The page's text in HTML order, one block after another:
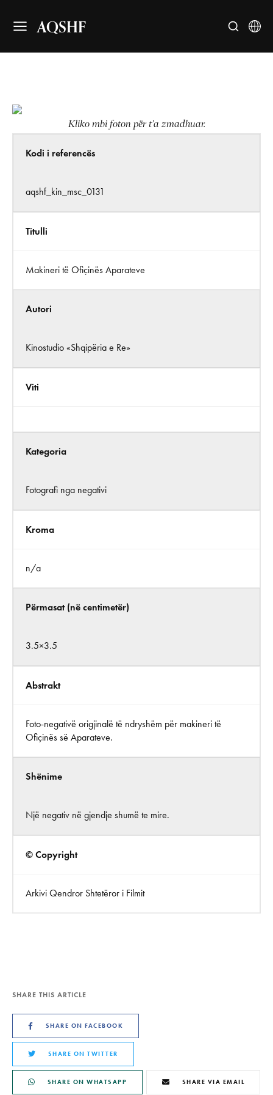
AQSHF
Kliko mbi foton për t’a zmadhuar.
Kodi i referencës
aqshf_kin_msc_0131
Titulli
Makineri të Ofiçinës Aparateve
Autori
Kinostudio «Shqipëria e Re»
Viti
Kategoria
Fotografi nga negativi
Kroma
n/a
Përmasat (në centimetër)
3.5×3.5
Abstrakt
Foto-negativë origjinalë të ndryshëm për makineri të
Ofiçinës së Aparateve.
Shënime
Një negativ në gjendje shumë te mire.
© Copyright
Arkivi Qendror Shtetëror i Filmit
SHARE THIS ARTICLE
SHARE ON FACEBOOK
SHARE ON TWITTER
SHARE ON WHATSAPP SHARE VIA EMAIL